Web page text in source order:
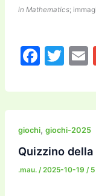
in Mathematics;
F
c
e
b
o
o
T
itt
er l
giochi, giochi-2025
Quizzino
.mau. /2025-10-19 /